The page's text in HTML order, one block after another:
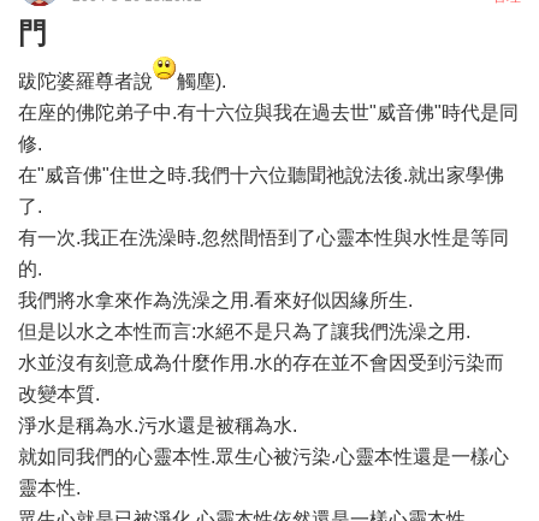
門
跋陀婆羅尊者說
觸塵).
在座的佛陀弟子中.有十六位與我在過去世"威音佛"時代是同
修.
在"威音佛"住世之時.我們十六位聽聞祂說法後.就出家學佛
了.
有一次.我正在洗澡時.忽然間悟到了心靈本性與水性是等同
的.
我們將水拿來作為洗澡之用.看來好似因緣所生.
但是以水之本性而言:水絕不是只為了讓我們洗澡之用.
水並沒有刻意成為什麼作用.水的存在並不會因受到污染而
改變本質.
淨水是稱為水.污水還是被稱為水.
就如同我們的心靈本性.眾生心被污染.心靈本性還是一樣心
靈本性.